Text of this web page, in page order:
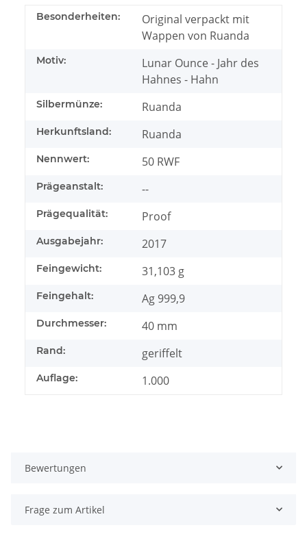
Besonderheiten:
Original verpackt mit
Wappen von Ruanda
Motiv:
Lunar Ounce - Jahr des
Hahnes - Hahn
Silbermünze: Ruanda
Herkunftsland: Ruanda
Nennwert: 50 RWF
Prägeanstalt: --
Prägequalität: Proof
Ausgabejahr: 2017
Feingewicht: 31,103 g
Feingehalt: Ag 999,9
Durchmesser: 40 mm
Rand: geriffelt
Auflage: 1.000
Bewertungen
Frage zum Artikel